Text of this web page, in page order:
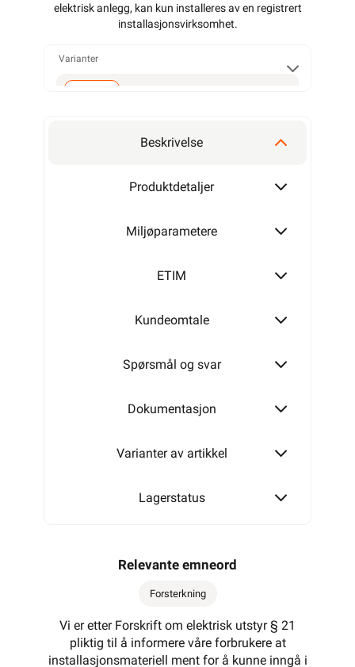
elektrisk anlegg, kan kun installeres av en registrert
installasjonsvirksomhet.
Varianter
500-600 mm
Beskrivelse
Produktdetaljer
Miljøparametere
ETIM
Kundeomtale
Spørsmål og svar
Dokumentasjon
Varianter av artikkel
Lagerstatus
Relevante emneord
Forsterkning
Vi er etter Forskrift om elektrisk utstyr § 21
pliktig til å informere våre forbrukere at
installasjonsmateriell ment for å kunne inngå i